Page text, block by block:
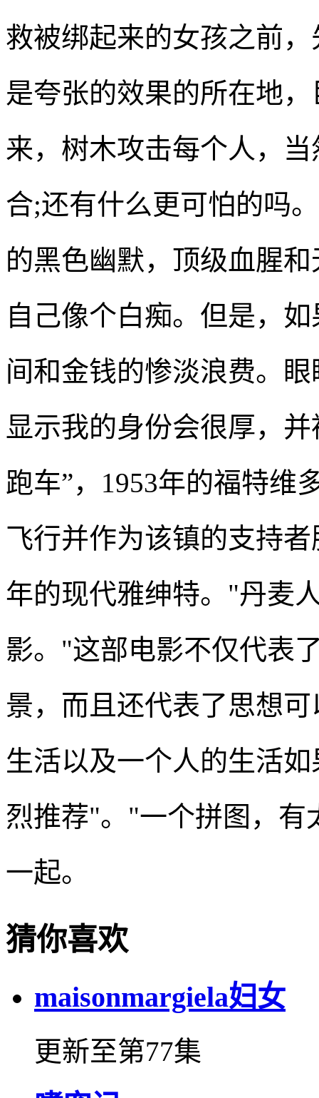
救被绑起来的女孩之前
是夸张的效果的所在地
来，树木攻击每个人，
合;还有什么更可怕的吗
的黑色幽默，顶级血腥
自己像个白痴。但是，
间和金钱的惨淡浪费。
显示我的身份会很厚，
跑车”，1953年的福特维
飞行并作为该镇的支持
年的现代雅绅特。"丹麦
影。"这部电影不仅代表
景，而且还代表了思想
生活以及一个人的生活
烈推荐"。"一个拼图，有
一起。
猜你喜欢
maisonmargiela妇女
更新至第77集